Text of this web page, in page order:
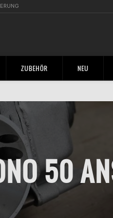
ZUBEHÖR NEU
50